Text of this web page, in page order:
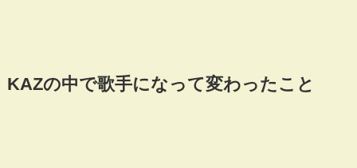
KAZの中で歌手になって変わったこと